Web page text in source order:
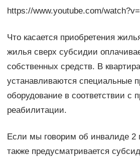
https://www.youtube.com/
Что касается приобретения
жилья сверх субсидии
собственных средств. В
устанавливаются специальные
оборудование в соответствии с
реабилитации.
Если мы говорим об инвалиде 2
также предусматривается